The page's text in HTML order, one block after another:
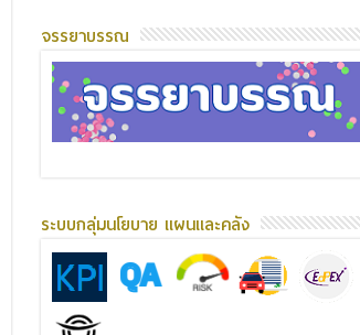
จรรยาบรรณ
ระบบกลุ่มนโยบาย แผนและคลัง